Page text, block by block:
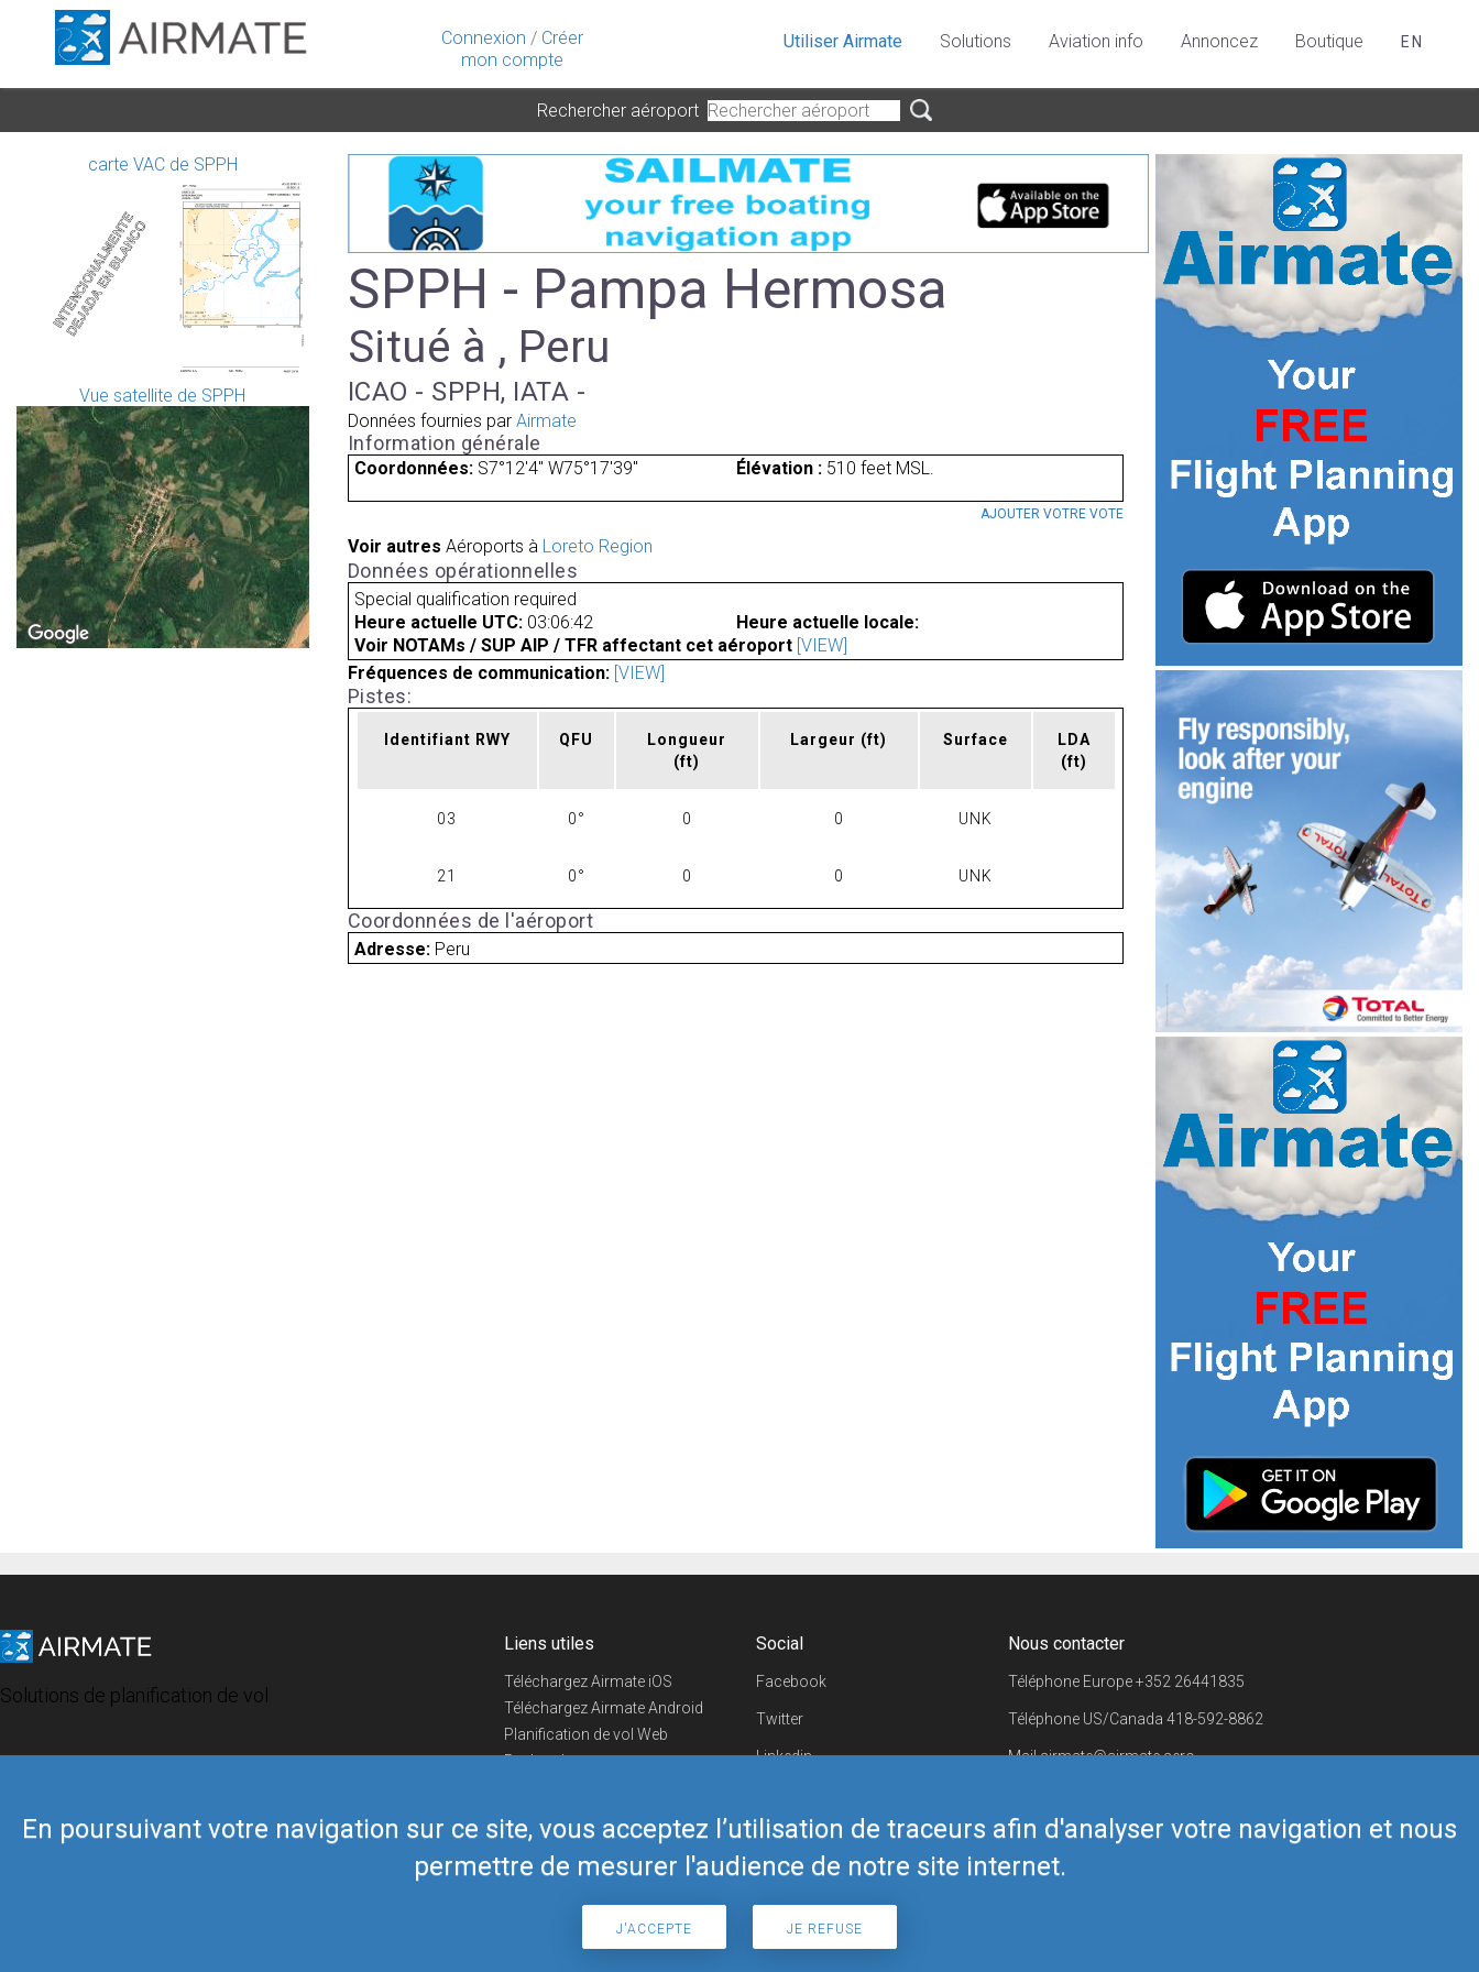
Connexion / Créer
mon compte
En poursuivant votre navigation sur ce site, vous acceptez l’utilisation de traceurs afin d'analyser votre navigation et nous
permettre de mesurer l'audience de notre site internet.
J'ACCEPTE JE REFUSE
Utiliser Airmate Solutions Aviation info Annoncez Boutique EN
Rechercher aéroport
carte VAC de SPPH
Vue satellite de SPPH
SPPH - Pampa Hermosa
Situé à , Peru
ICAO - SPPH, IATA -
Données fournies par Airmate
Information générale
Coordonnées: S7°12'4" W75°17'39" Élévation :510 feet MSL.
AJOUTER VOTRE VOTE
Voir autres Aéroports à Loreto Region
Données opérationnelles
Special qualification required
Heure actuelle UTC: 03:06:42
Heure actuelle locale:
Voir NOTAMs / SUP AIP / TFR affectant cet aéroport [VIEW]
Fréquences de communication: [VIEW]
Pistes:
Identifiant RWY QFU
Longueur
(ft)
Largeur (ft) Surface
LDA
(ft)
03 0° 0 0 UNK
21 0° 0 0 UNK
Coordonnées de l'aéroport
Adresse: Peru
Solutions de planification de vol
Liens utiles
Téléchargez Airmate iOS
Téléchargez Airmate Android
Planification de vol Web
Recherche
Boutique Airmate
Social
Facebook
Twitter
Linkedin
Telegram
Nous contacter
Téléphone Europe+352 26441835
Téléphone US/Canada 418-592-8862
Mailairmate@airmate.aero